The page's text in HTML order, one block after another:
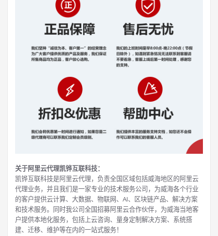
关于阿里云代理凯铧互联科技：
凯铧互联科技是阿里云代理，负责全国区域包括威海地区的阿里云
代理业务，并且我们是一家专业的技术服务公司，为威海各个行业
的客户提供云计算、大数据、物联网、AI、区块链产品、解决方案
和技术服务。同时我公司全国招募阿里云合作伙伴，为威海当地客
户提供本地化服务，包括上云咨询、量身定制解决方案、系统搭
建、迁移、维护等在内的一站式服务！